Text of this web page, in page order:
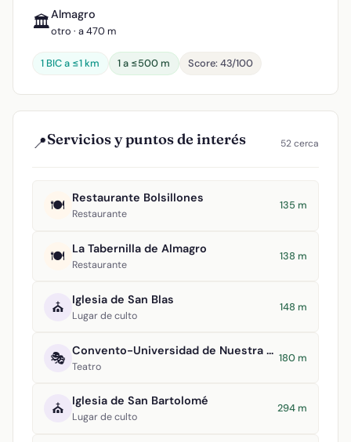
🏛️Almagro
otro · a 470 m
1 BIC a ≤1 km 1 a ≤500 m Score: 43/100
📍Servicios y puntos de interés 52 cerca
🍽️ Restaurante Bolsillones
Restaurante
135 m
🍽️ La Tabernilla de Almagro
Restaurante
138 m
⛪ Iglesia de San Blas
Lugar de culto
148 m
🎭 Convento-Universidad de Nuestra Señora del Rosario
Teatro
180 m
⛪ Iglesia de San Bartolomé
Lugar de culto
294 m